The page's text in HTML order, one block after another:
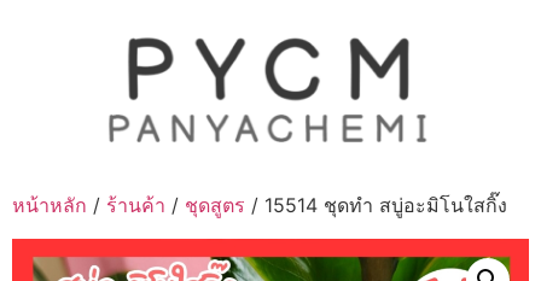
หน้าหลัก / ร้านค้า / ชุดสูตร / 15514 ชุดทำ สบู่อะมิโนใสกิ๊ง